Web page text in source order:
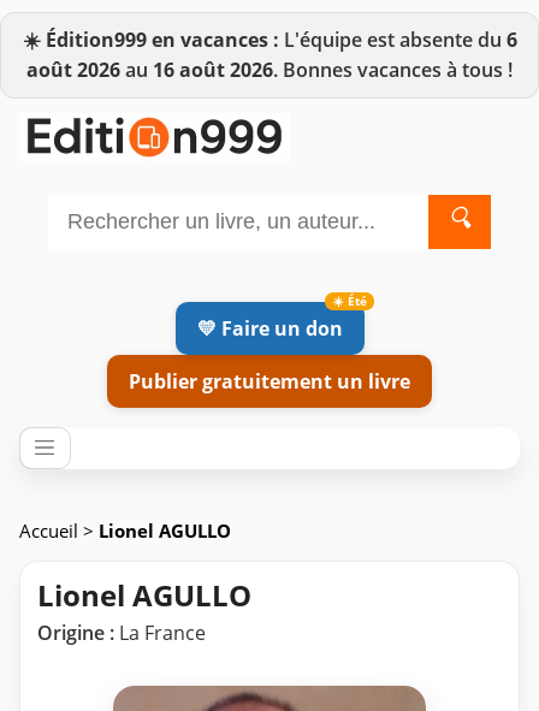
☀️ Édition999 en vacances : L'équipe est absente du 6
août 2026au 16 août 2026. Bonnes vacances à tous !
🔍
💛 Faire un don
Publier gratuitement un livre
Accueil > Lionel AGULLO
Lionel AGULLO
Origine : La France